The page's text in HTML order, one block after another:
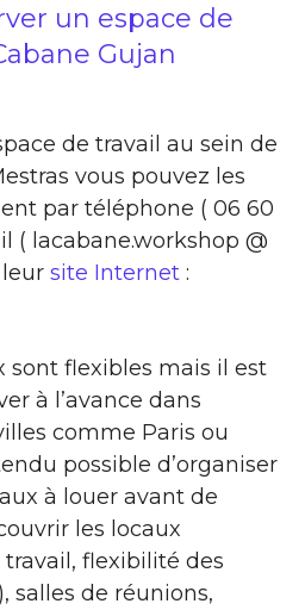
un espace de
Gujan
de travail au sein de
vous pouvez les
par téléphone ( 06 60
( lacabane.workshop @
site Internet :
sont flexibles mais il est
à l’avance dans
comme Paris ou
possible d’organiser
à louer avant de
les locaux
flexibilité des
salles de réunions,